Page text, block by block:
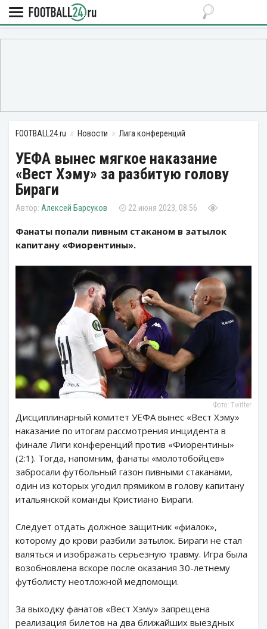
FOOTBALL24.ru Новости Лига конференций
УЕФА вынес мягкое наказание
«Вест Хэму» за разбитую голову
Бираги
Алексей Барсуков 22 июня 2023, 08:56
Фанаты попали пивным стаканом в затылок
капитану «Фиорентины».
Фото: Twitter
Дисциплинарный комитет УЕФА вынес «Вест Хэму»
наказание по итогам рассмотрения инцидента в
финале Лиги конференций против «Фиорентины»
(2:1). Тогда, напомним, фанаты «молотобойцев»
забросали футбольный газон пивными стаканами,
один из которых угодил прямиком в голову капитану
итальянской команды Кристиано Бираги.
Следует отдать должное защитник «фиалок»,
которому до крови разбили затылок. Бираги не стал
валяться и изображать серьезную травму. Игра была
возобновлена вскоре после оказания 30-летнему
футболисту неотложной медпомощи.
За выходку фанатов «Вест Хэму» запрещена
реализация билетов на два ближайших выездных